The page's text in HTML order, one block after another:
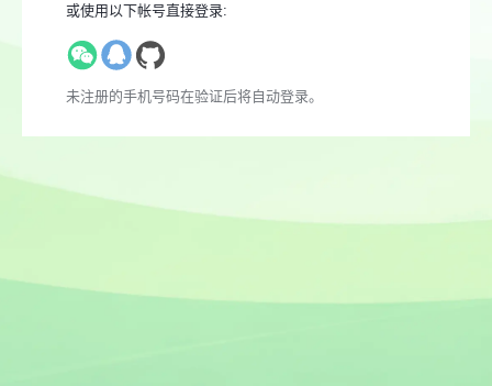
或使用以下帐号直接登录:
未注册的手机号码在验证后将自动登录。